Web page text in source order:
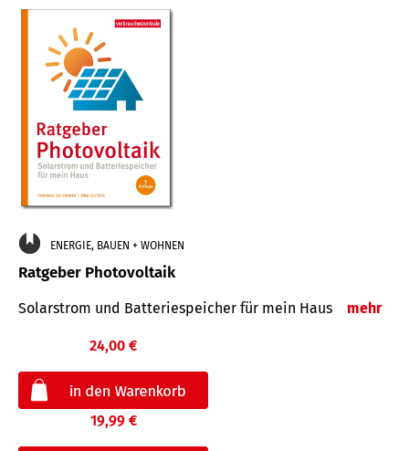
ENERGIE, BAUEN + WOHNEN
Ratgeber Photovoltaik
Solarstrom und Batteriespeicher für mein Haus mehr
24,00 €
19,99 €